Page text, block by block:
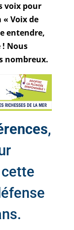
voix pour
Voix de
entendre,
! Nous
nombreux.
,